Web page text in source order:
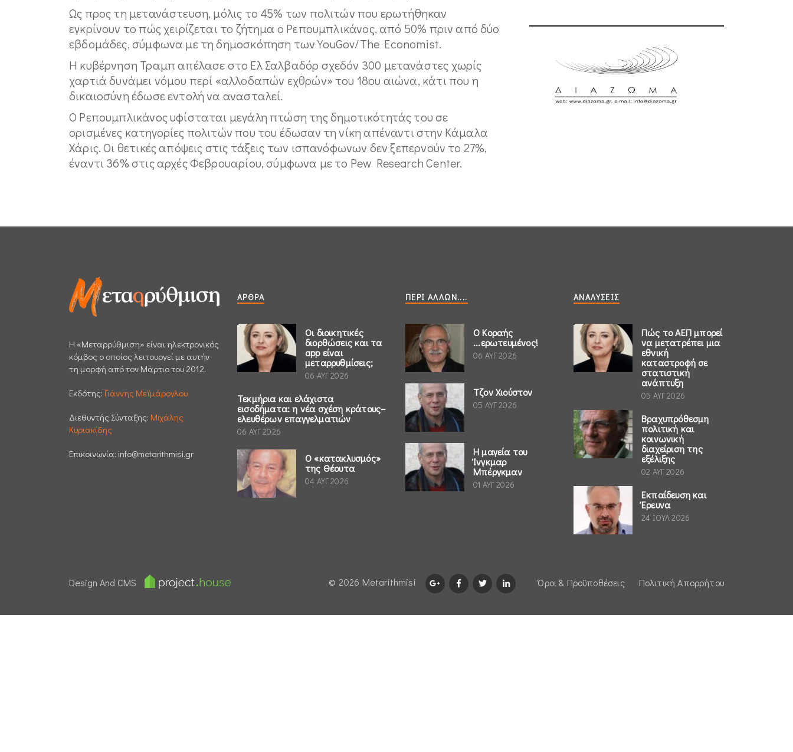
Ως προς τη μετανάστευση, μόλις το 45% των πολιτών που ερωτήθηκαν
εγκρίνουν το πώς χειρίζεται το ζήτημα ο Ρεπουμπλικάνος, από 50% πριν από δύο
εβδομάδες, σύμφωνα με τη δημοσκόπηση των YouGov/The Economist.
Η κυβέρνηση Τραμπ απέλασε στο Ελ Σαλβαδόρ σχεδόν 300 μετανάστες χωρίς
χαρτιά δυνάμει νόμου περί «αλλοδαπών εχθρών» του 18ου αιώνα, κάτι που η
δικαιοσύνη έδωσε εντολή να ανασταλεί.
Ο Ρεπουμπλικάνος υφίσταται μεγάλη πτώση της δημοτικότητάς του σε
ορισμένες κατηγορίες πολιτών που του έδωσαν τη νίκη απέναντι στην Κάμαλα
Χάρις. Οι θετικές απόψεις στις τάξεις των ισπανόφωνων δεν ξεπερνούν το 27%,
έναντι 36% στις αρχές Φεβρουαρίου, σύμφωνα με το Pew Research Center.
H «Μεταρρύθμιση» είναι ηλεκτρονικός
κόμβος ο οποίος λειτουργεί με αυτήν
τη μορφή από τον Μάρτιο του 2012.
Εκδότης: Γιάννης Μεϊμάρογλου
Διεθυντής Σύνταξης: Μιχάλης
Κυριακίδης
Επικοινωνία: info@metarithmisi.gr
ΆΡΘΡΑ
Οι διοικητικές
διορθώσεις και τα
app είναι
μεταρρυθμίσεις;
06 ΑΥΓ 2026
Τεκμήρια και ελάχιστα
εισοδήματα: η νέα σχέση κράτους–
ελευθέρων επαγγελματιών
06 ΑΥΓ 2026
Ο «κατακλυσμός»
της Θέουτα
04 ΑΥΓ 2026
ΠΕΡΊ ΆΛΛΩΝ....
Ο Κοραής
...ερωτευμένος!
06 ΑΥΓ 2026
Τζον Χιούστον
05 ΑΥΓ 2026
Η μαγεία του
Ίνγκμαρ
Μπέργκμαν
01 ΑΥΓ 2026
ΑΝΑΛΎΣΕΙΣ
Πώς το ΑΕΠ μπορεί
να μετατρέπει μια
εθνική
καταστροφή σε
στατιστική
ανάπτυξη
05 ΑΥΓ 2026
Βραχυπρόθεσμη
πολιτική και
κοινωνική
διαχείριση της
εξέλιξης
02 ΑΥΓ 2026
Εκπαίδευση και
Έρευνα
24 ΙΟΥΛ 2026
Design And CMS Όροι & Προϋποθέσεις Πολιτική Απορρήτου
© 2026 Μetarithmisi